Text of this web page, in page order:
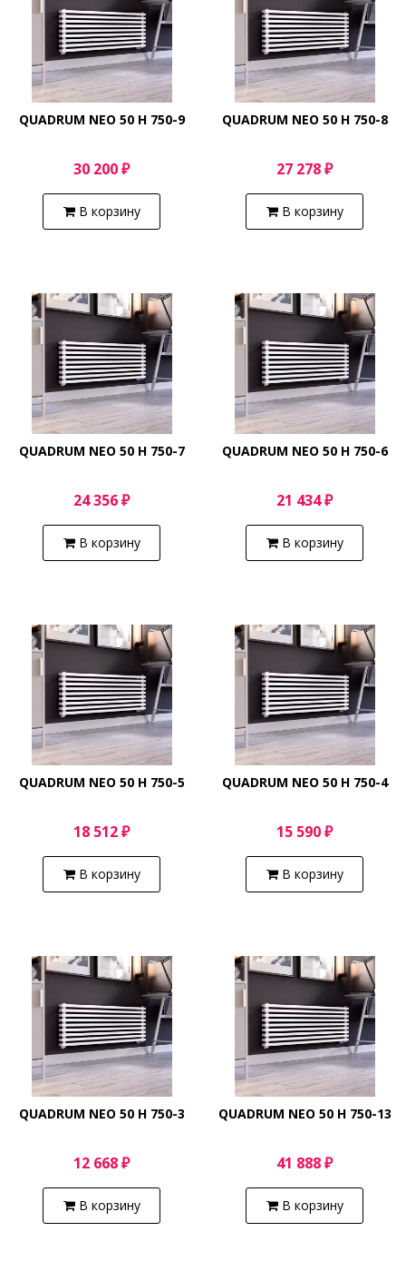
QUADRUM NEO 50 H 750-9
30 200 ₽
В корзину
QUADRUM NEO 50 H 750-8
27 278 ₽
В корзину
QUADRUM NEO 50 H 750-7
24 356 ₽
В корзину
QUADRUM NEO 50 H 750-6
21 434 ₽
В корзину
QUADRUM NEO 50 H 750-5
18 512 ₽
В корзину
QUADRUM NEO 50 H 750-4
15 590 ₽
В корзину
QUADRUM NEO 50 H 750-3
12 668 ₽
В корзину
QUADRUM NEO 50 H 750-13
41 888 ₽
В корзину